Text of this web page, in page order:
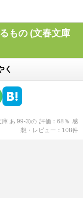
もの (文春文庫
く
庫 あ 99-3)の 評価 68 ％ 感
想・レビュー
108件